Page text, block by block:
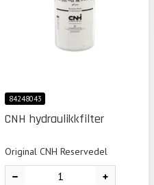
84248043
CNH hydraulikkfilter
Original CNH Reservedel